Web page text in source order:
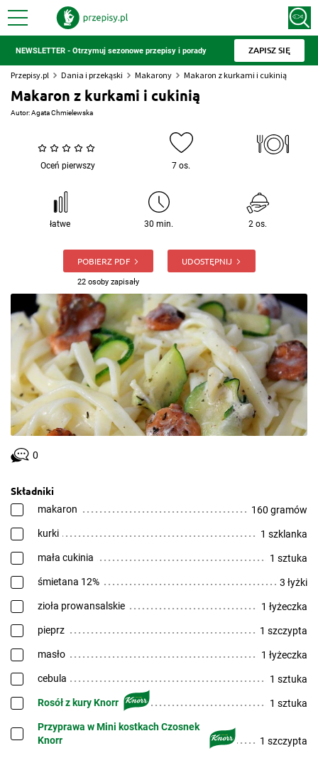
NEWSLETTER - Otrzymuj sezonowe przepisy i porady ZAPISZ SIĘ
Przepisy.pl Dania i przekąski Makarony Makaron z kurkami i cukinią
Makaron z kurkami i cukinią
Autor:Agata Chmielewska
Oceń pierwszy 7 os.
łatwe 30 min. 2 os.
POBIERZ PDF
22 osoby zapisały
UDOSTĘPNIJ
0
Składniki
makaron 160 gramów
kurki 1 szklanka
mała cukinia 1 sztuka
śmietana 12% 3 łyżki
zioła prowansalskie 1 łyżeczka
pieprz 1 szczypta
masło 1 łyżeczka
cebula 1 sztuka
Rosół z kury Knorr 1 sztuka
Przyprawa w Mini kostkach Czosnek
Knorr
1 szczypta